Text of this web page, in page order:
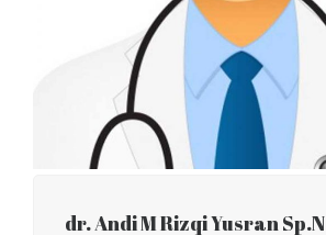
dr. Andi M Rizqi Yusran Sp.N